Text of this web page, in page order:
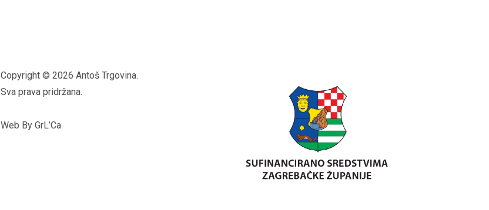
Copyright © 2026 Antoš Trgovina.
Sva prava pridržana.
Web By GrL’Ca